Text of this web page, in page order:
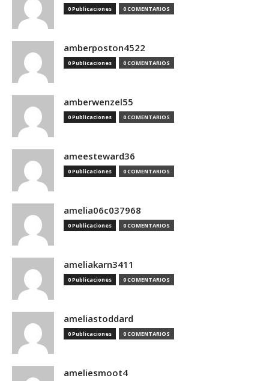
0 Publicaciones 0 COMENTARIOS
amberposton4522
0 Publicaciones 0 COMENTARIOS
amberwenzel55
0 Publicaciones 0 COMENTARIOS
ameesteward36
0 Publicaciones 0 COMENTARIOS
amelia06c037968
0 Publicaciones 0 COMENTARIOS
ameliakarn3411
0 Publicaciones 0 COMENTARIOS
ameliastoddard
0 Publicaciones 0 COMENTARIOS
ameliesmoot4